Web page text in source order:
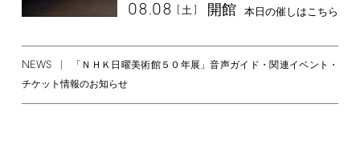
08.08 [土] 開館 本日の催しはこちら
NEWS
「ＮＨＫ日曜美術館５０年展」音声ガイド・関連イベント・
チケット情報のお知らせ